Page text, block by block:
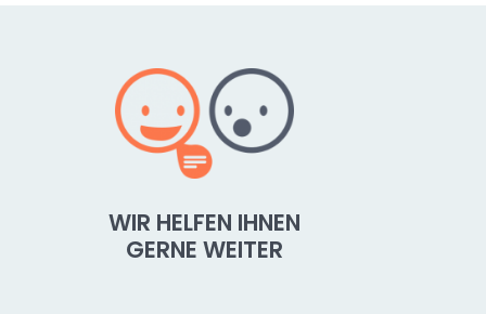
WIR HELFEN IHNEN
GERNE WEITER